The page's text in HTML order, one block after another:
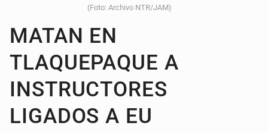
(Foto: Archivo NTR/JAM)
MATAN EN
TLAQUEPAQUE A
INSTRUCTORES
LIGADOS A EU